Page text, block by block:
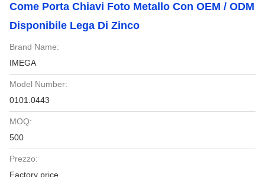
Come Porta Chiavi Foto Metallo Con OEM / ODM
Disponibile Lega Di Zinco
Brand Name:
IMEGA
Model Number:
0101.0443
MOQ:
500
Prezzo:
Factory price